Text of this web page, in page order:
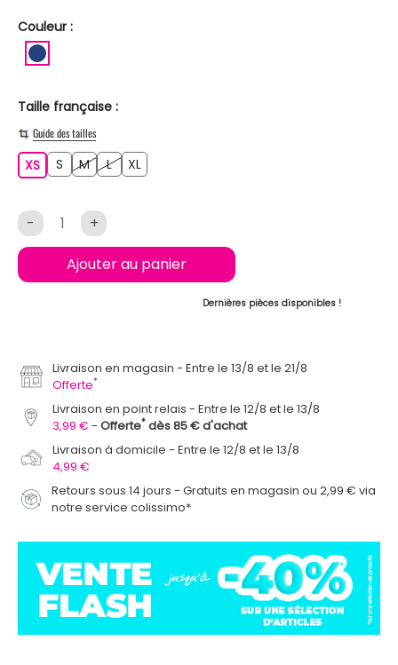
Couleur :
Taille française :
Guide des tailles
XSXS S MM LL XL
- +
Ajouter au panier
Dernières pièces disponibles !
Livraison en magasin
Entre le 13/8 et le 21/8
Offerte*
Livraison en point relais
Entre le 12/8 et le 13/8
3,99 €
Offerte* dès 85 € d'achat
Livraison à domicile
Entre le 12/8 et le 13/8
4,99 €
Retours sous 14 jours - Gratuits en magasin ou 2,99 € via
notre service colissimo*